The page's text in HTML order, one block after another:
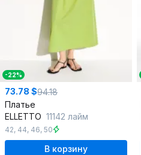
-22%
73.78 $94.18
Платье
ELLETTO 11142 лайм
42, 44, 46, 50
В корзину